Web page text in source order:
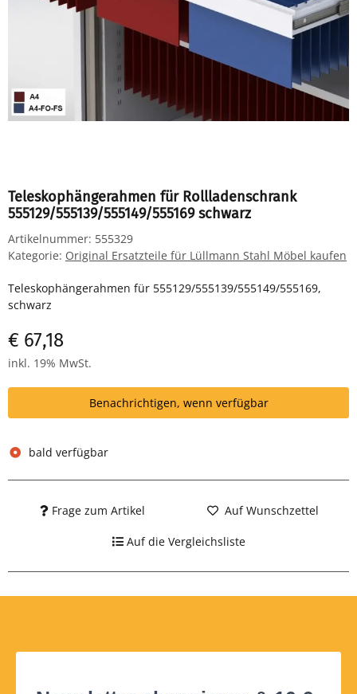
Teleskophängerahmen für Rollladenschrank
555129/555139/555149/555169 schwarz
Artikelnummer: 555329
Kategorie: Original Ersatzteile für Lüllmann Stahl Möbel kaufen
Teleskophängerahmen für 555129/555139/555149/555169,
schwarz
€ 67,18
inkl. 19% MwSt.
Benachrichtigen, wenn verfügbar
bald verfügbar
Frage zum Artikel Auf Wunschzettel
Auf die Vergleichsliste